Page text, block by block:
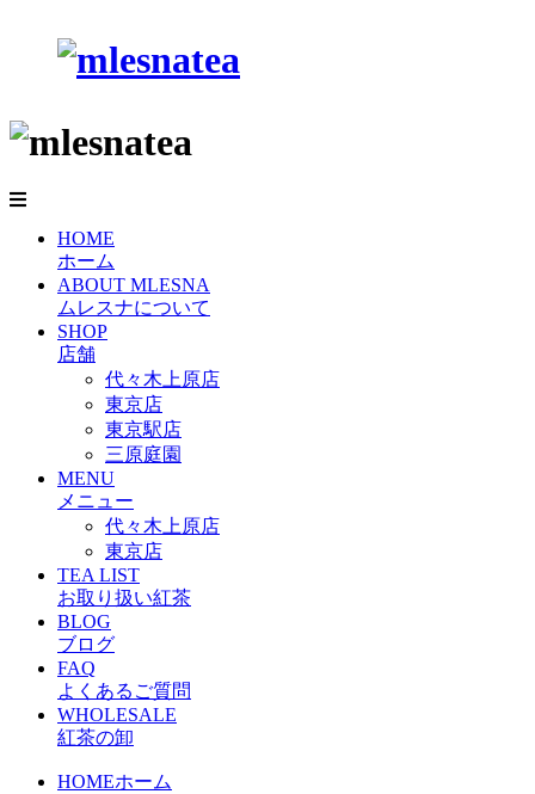
HOME
ホーム
ABOUT MLESNA
ムレスナについて
SHOP
店舗
代々木上原店
東京店
東京駅店
三原庭園
MENU
メニュー
代々木上原店
東京店
TEA LIST
お取り扱い紅茶
BLOG
ブログ
FAQ
よくあるご質問
WHOLESALE
紅茶の卸
HOMEホーム